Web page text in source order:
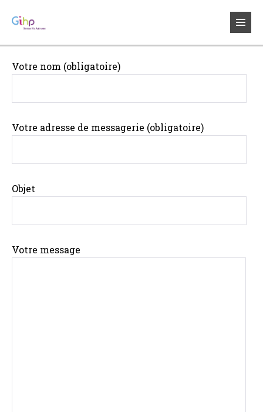
Votre nom (obligatoire)
Votre adresse de messagerie (obligatoire)
Objet
Votre message